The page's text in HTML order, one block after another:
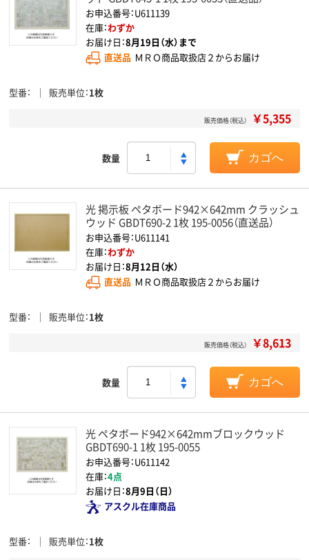
お申込番号：U611139
在庫：わずか
お届け日：8月19日（水）まで
直送品 ＭＲＯ商品取扱店２からお届け
型番 販売単位 1枚
販売価格（税込） ￥5,355
数量 カゴへ
光 掲示板 ペタボード942×642mm クラッシュ
ウッド GBDT690-2 1枚 195-0056（直送品）
お申込番号：U611141
在庫：わずか
お届け日：8月12日（水）
直送品 ＭＲＯ商品取扱店２からお届け
型番 販売単位 1枚
販売価格（税込） ￥8,613
数量 カゴへ
光 ペタボード942×642mmブロックウッド
GBDT690-1 1枚 195-0055
お申込番号：U611142
在庫：4点
お届け日：8月9日（日）
アスクル在庫商品
型番 販売単位 1枚